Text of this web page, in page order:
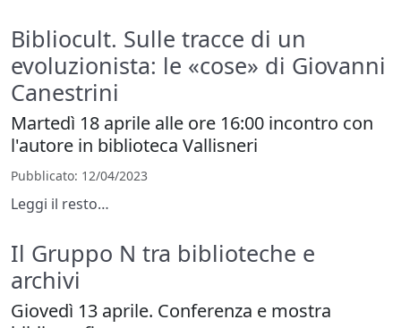
Bibliocult. Sulle tracce di un
evoluzionista: le «cose» di Giovanni
Canestrini
Martedì 18 aprile alle ore 16:00 incontro con
l'autore in biblioteca Vallisneri
Pubblicato: 12/04/2023
Leggi il resto…
Il Gruppo N tra biblioteche e
archivi
Giovedì 13 aprile. Conferenza e mostra